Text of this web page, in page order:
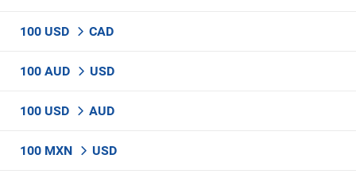
100 USD CAD
100 AUD USD
100 USD AUD
100 MXN USD